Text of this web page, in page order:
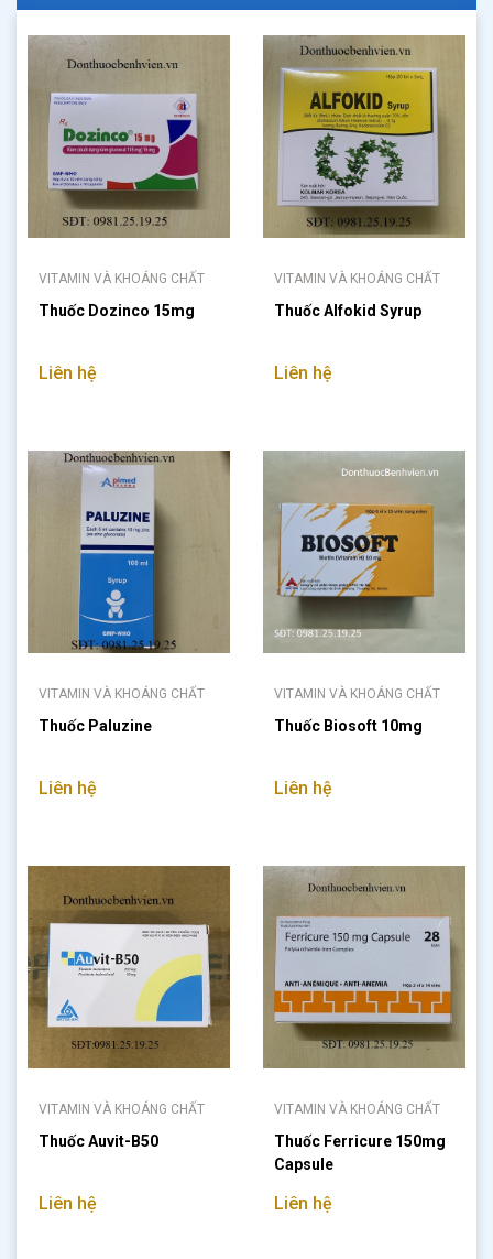
VITAMIN VÀ KHOÁNG CHẤT
Thuốc Dozinco 15mg
Liên hệ
VITAMIN VÀ KHOÁNG CHẤT
Thuốc Alfokid Syrup
Liên hệ
VITAMIN VÀ KHOÁNG CHẤT
Thuốc Paluzine
Liên hệ
VITAMIN VÀ KHOÁNG CHẤT
Thuốc Biosoft 10mg
Liên hệ
VITAMIN VÀ KHOÁNG CHẤT
Thuốc Auvit-B50
Liên hệ
VITAMIN VÀ KHOÁNG CHẤT
Thuốc Ferricure 150mg
Capsule
Liên hệ